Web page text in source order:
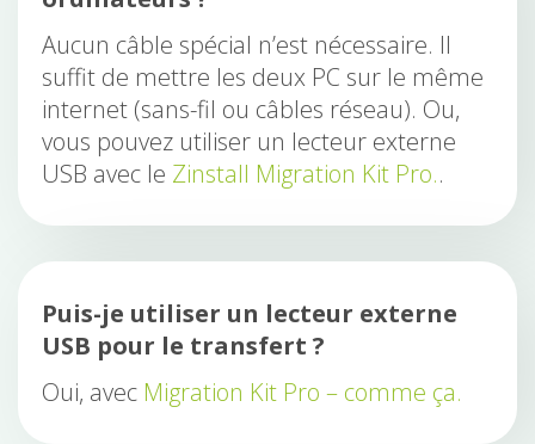
Aucun câble spécial n’est nécessaire. Il
suffit de mettre les deux PC sur le même
internet (sans-fil ou câbles réseau). Ou,
vous pouvez utiliser un lecteur externe
USB avec le Zinstall Migration Kit Pro..
Puis-je utiliser un lecteur externe
USB pour le transfert ?
Oui, avec Migration Kit Pro – comme ça.